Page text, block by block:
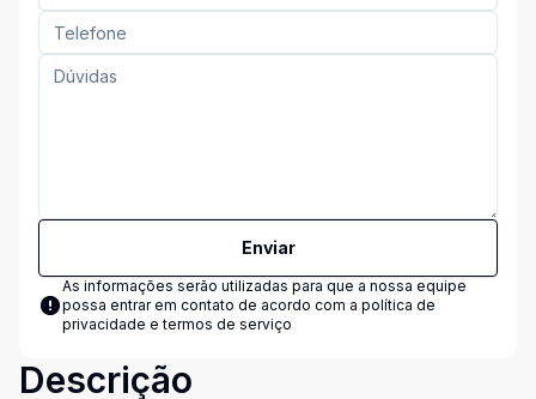
Enviar
As informações serão utilizadas para que a nossa equipe
possa entrar em contato de acordo com a política de
privacidade e termos de serviço
Descrição